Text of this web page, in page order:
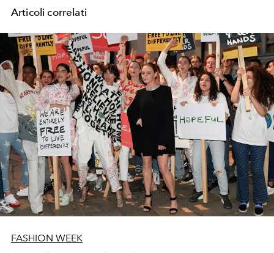
Articoli correlati
FASHION WEEK